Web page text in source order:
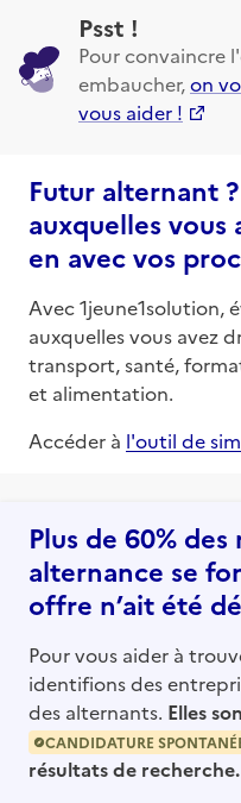
Psst !
Pour convaincre
embaucher,on
vous aider !
Futur alternant
auxquelles
en avec vos
Avec 1jeune1solution,
auxquelles vous avez
transport, santé,
et alimentation.
Accéder à l'outil de
Plus de 60%
alternance se
offre n’ait été
Pour vous aider à
identifions des
des alternants. Elles
CANDIDATURE
résultats de recherche.